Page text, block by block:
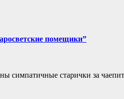
помещики”
симпатичные старички за